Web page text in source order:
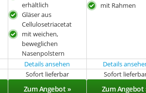
erhältlich
Gläser aus
Cellulosetriacetat
mit weichen,
beweglichen
Nasenpolstern
mit Rahmen
Details ansehen Details
Sofort lieferbar Sofort
Zum Angebot » Zum Angebot